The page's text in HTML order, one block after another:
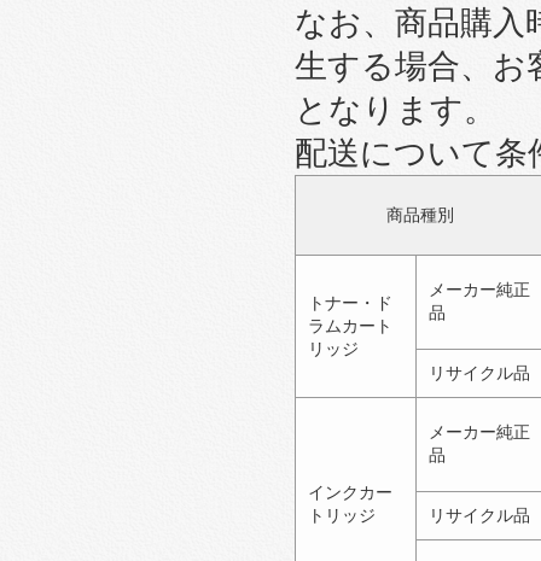
なお、商品購入
生する場合、お
となります。
配送について条
商品種別
トナー・ド
ラムカート
リッジ
メーカー純正
品
リサイクル品
インクカー
トリッジ
メーカー純正
品
リサイクル品